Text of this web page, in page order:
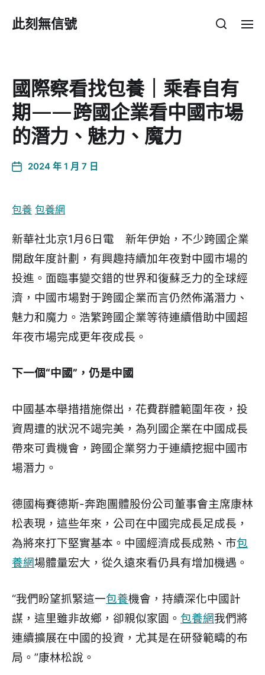
此刻無信號
國際察看找包養｜乘春自有
期——跨國企業看中國市場
的潛力、魅力、魔力
2024 年 1 月 7 日
包養 包養網
新華社北京1月6日電 新年伊始，不少跨國企業
開啟年度計劃，有興趣持續加年夜對中國市場的
投進。面臨事變交錯的世界和復蘇乏力的全球經
濟，中國市場對于跨國企業而言仍然佈滿潛力、
魅力和魔力。浩繁跨國企業等待連續借助中國超
年夜市場完成更年夜成長。
下一個“中國”，仍是中國
中國基本舉措措施傑出，花費群體範圍年夜，投
資周遭的狀況不竭完美，為列國企業在中國成長
帶來可貴機會，跨國企業努力于連續挖掘中國市
場潛力。
德國梅賽德斯-奔跑團體股份公司董事會主席康林
松表現，這些年來，公司在中國完成長足成長，
為將來打下堅實基本。中國經濟成長成熟、市包
養網場體量宏大，從久遠來看仍具有增加機遇。
“我們盼望抓緊這一包養機會，持續深化中國計
謀，這里雖非故鄉，卻親似家園。 包養網我們將
連續擴展在中國的投資，尤其是在研發範疇的布
局。”康林松說。